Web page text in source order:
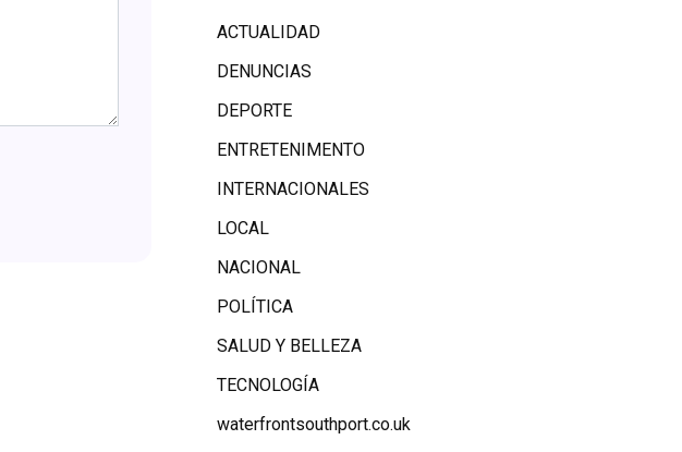
ACTUALIDAD
DENUNCIAS
DEPORTE
ENTRETENIMENTO
INTERNACIONALES
LOCAL
NACIONAL
POLÍTICA
SALUD Y BELLEZA
TECNOLOGÍA
waterfrontsouthport.co.uk